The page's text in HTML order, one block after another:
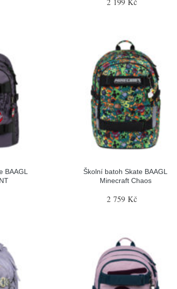
BAAGL
Školní batoh Skate BAAGL
Minecraft Chaos
2 759 Kč